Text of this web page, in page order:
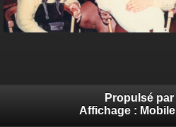
Propulsé par
Affichage : Mobile